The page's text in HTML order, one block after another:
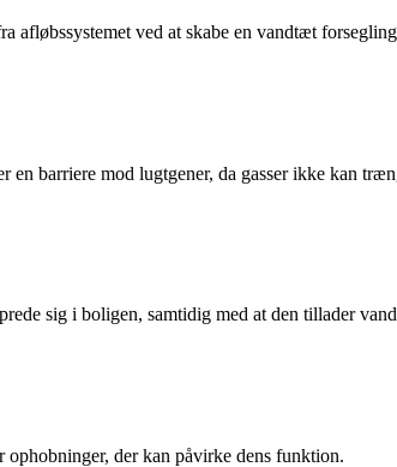
afløbssystemet ved at skabe en vandtæt
barriere mod lugtgener, da gasser ikke kan
sig i boligen, samtidig med at den tillader
der kan påvirke dens funktion.